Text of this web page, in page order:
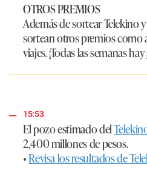
OTROS PREMIOS
Además de sortear Telekino
sortean otros premios
viajes. ¡Todas las semanas
15:53
El pozo estimado del
2,400 millones de pesos.
•Revisa los resultados de